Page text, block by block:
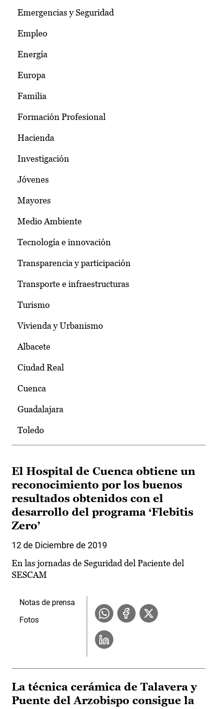
Emergencias y Seguridad
Empleo
Energía
Europa
Familia
Formación Profesional
Hacienda
Investigación
Jóvenes
Mayores
Medio Ambiente
Tecnología e innovación
Transparencia y participación
Transporte e infraestructuras
Turismo
Vivienda y Urbanismo
Albacete
Ciudad Real
Cuenca
Guadalajara
Toledo
El Hospital de Cuenca obtiene un
reconocimiento por los buenos
resultados obtenidos con el
desarrollo del programa ‘Flebitis
Zero’
12 de Diciembre de 2019
En las jornadas de Seguridad del Paciente del
SESCAM
Notas de prensa
Fotos
La técnica cerámica de Talavera y
Puente del Arzobispo consigue la